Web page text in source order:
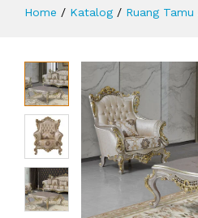
Home / Katalog / Ruang Tamu